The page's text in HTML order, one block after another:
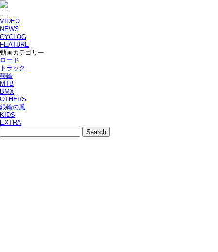
VIDEO
NEWS
CYCLOG
FEATURE
動画カテゴリー
ロード
トラック
競輪
MTB
BMX
OTHERS
銀輪の風
KIDS
EXTRA